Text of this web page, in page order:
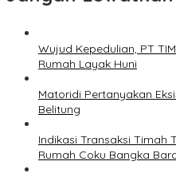
Wujud Kepedulian, PT
Rumah Layak Huni
Matoridi Pertanyakan
Belitung
Indikasi Transaksi Timah
Rumah Coku Bangka